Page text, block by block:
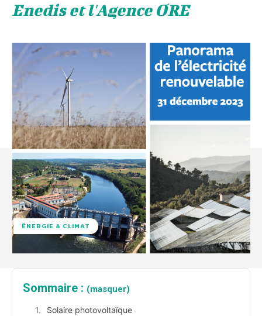
Enedis et l'Agence ORE
ÉNERGIE & CLIMAT
Sommaire : (masquer)
Solaire photovoltaïque